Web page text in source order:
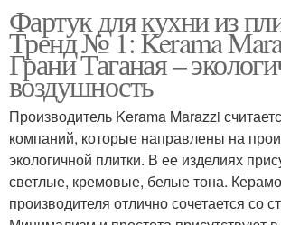
фартука
Фартуки для кухни
Функциональный
Фартук для кухни из
Тренд № 1: Kerama
Грани Таганая –
воздушность
Производитель Kerama Marazzi
компаний, которые направлены на
экологичной плитки. В ее изделиях
светлые, кремовые, белые тона.
производителя отлично сочетается со